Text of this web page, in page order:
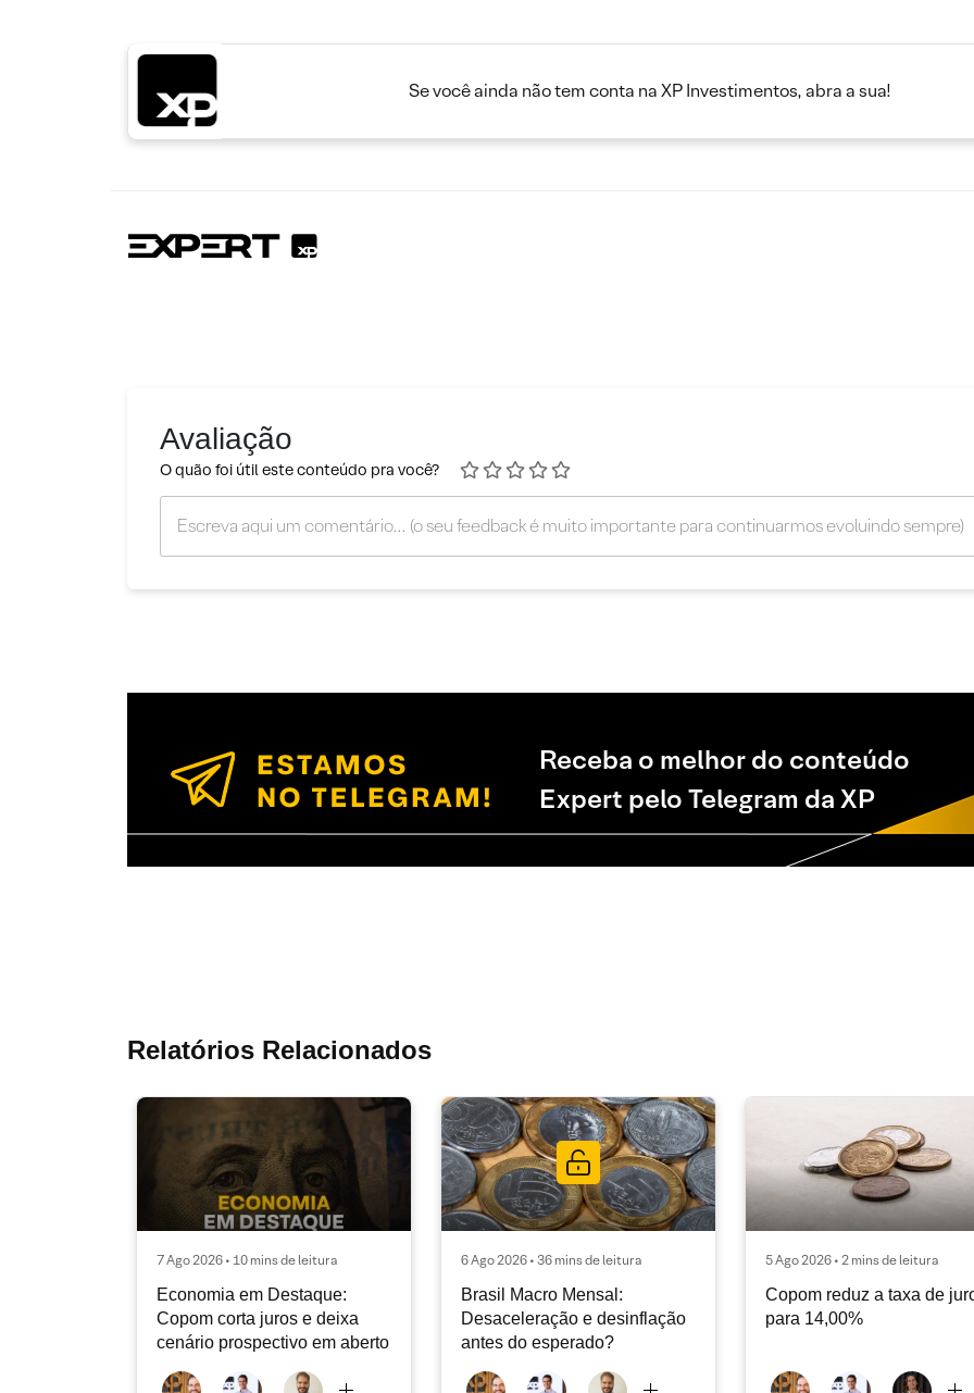
Se você ainda não tem conta na XP Investimentos, abra a sua!
Avaliação
O quão foi útil este conteúdo pra você?
Receba o melhor do conteúdo
Expert pelo Telegram da XP
Relatórios Relacionados
7 Ago 2026 • 10 mins de leitura
Economia em Destaque:
Copom corta juros e deixa
cenário prospectivo em aberto
6 Ago 2026 • 36 mins de leitura
Brasil Macro Mensal:
Desaceleração e desinflação
antes do esperado?
5 Ago 2026 • 2 mins de leitura
Copom reduz a taxa de
para 14,00%